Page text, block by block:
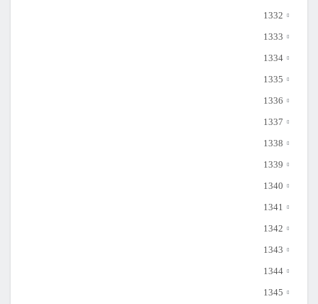
1332
1333
1334
1335
1336
1337
1338
1339
1340
1341
1342
1343
1344
1345